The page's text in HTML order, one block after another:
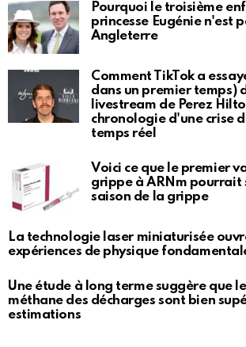
Pourquoi le troisième
princesse Eugénie n'est
Angleterre
Comment TikTok a
dans un premier temps)
livestream de Perez
chronologie d'une crise
temps réel
Voici ce que le premier
grippe à ARNm pourrait
saison de la grippe
La technologie laser miniaturisée
expériences de physique
Une étude à long terme suggère que
méthane des décharges sont bien
estimations